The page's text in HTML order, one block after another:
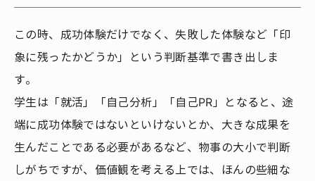
この時、成功体験だけでなく、失敗した体験など「印
象に残ったかどうか」という判断基準で書き出しま
す。
学生は「就活」「自己分析」「自己PR」となると、途
端に成功体験ではないといけないとか、大きな成果を
生んだことである必要があるなど、物事の大小で判断
しがちですが、価値観を考える上では、ほんの些細な